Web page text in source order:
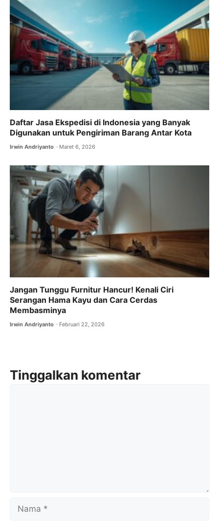
Daftar Jasa Ekspedisi di Indonesia yang Banyak
Digunakan untuk Pengiriman Barang Antar Kota
Irwin Andriyanto Maret 6, 2026
Jangan Tunggu Furnitur Hancur! Kenali Ciri
Serangan Hama Kayu dan Cara Cerdas
Membasminya
Irwin Andriyanto Februari 22, 2026
Tinggalkan komentar